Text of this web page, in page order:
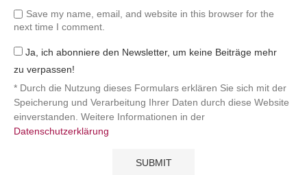
Save my name, email, and website in this browser for the
next time I comment.
Ja, ich abonniere den Newsletter, um keine Beiträge mehr
zu verpassen!
* Durch die Nutzung dieses Formulars erklären Sie sich mit der
Speicherung und Verarbeitung Ihrer Daten durch diese Website
einverstanden. Weitere Informationen in der
Datenschutzerklärung